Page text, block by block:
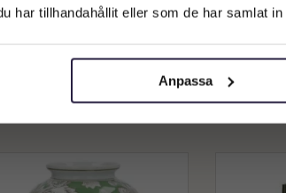
har tillhandahållit eller som de har samlat
Anpassa
| Boho NEST Lampskärm,
2949kr
Lägg till i varukorg
Belysning